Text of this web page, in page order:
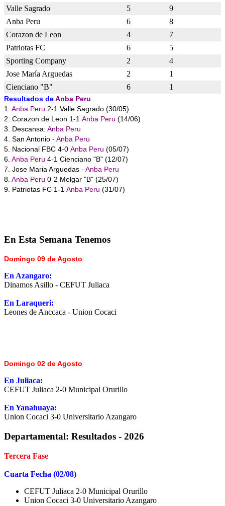
Valle Sagrado
5
9
Anba Peru
6
8
Corazon de Leon
4
7
Patriotas FC
6
5
Sporting Company
2
4
Jose María Arguedas
2
1
Cienciano "B"
6 1
Resultados deAnba Peru
1. Anba Peru 2-1 Valle Sagrado (30/05)
2. Corazon de Leon 1-1 Anba Peru (14/06)
3. Descansa: Anba Peru
4. San Antonio - Anba Peru
5. Nacional FBC 4-0 Anba Peru (05/07)
6. Anba Peru 4-1 Cienciano "B" (12/07)
7. Jose Maria Arguedas - Anba Peru
8. Anba Peru 0-2 Melgar "B" (25/07)
9. Patriotas FC 1-1 Anba Peru (31/07)
En Esta Semana Tenemos
Domingo 09 de Agosto
En Azangaro:
Dinamos Asillo - CEFUT Juliaca
En Laraqueri:
Leones de Anccaca - Union Cocaci
Domingo 02 de Agosto
En Juliaca:
CEFUT Juliaca 2-0 Municipal Orurillo
En Yanahuaya:
Union Cocaci 3-0 Universitario Azangaro
Departamental: Resultados - 2026
Tercera Fase
Cuarta Fecha (02/08)
CEFUT Juliaca 2-0 Municipal Orurillo
Union Cocaci 3-0 Universitario Azangaro